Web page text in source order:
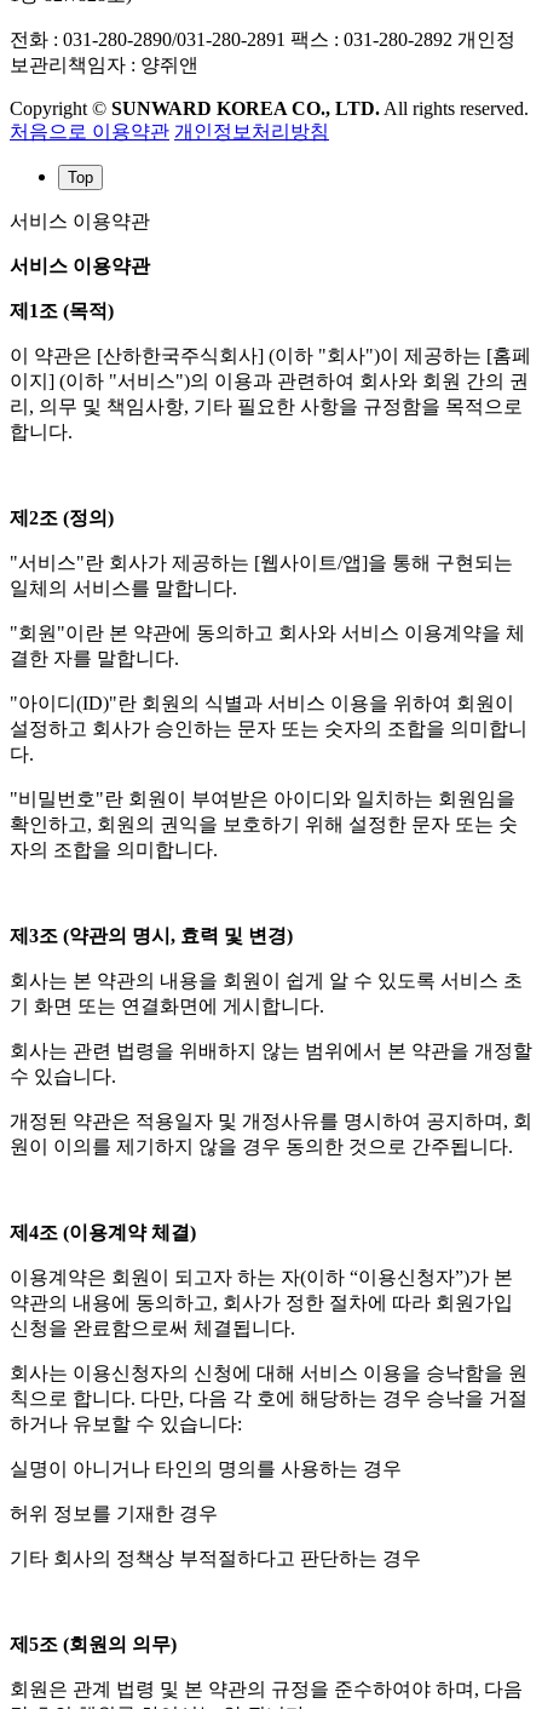
전화 : 031-280-2890/031-280-2891 팩스 : 031-280-2892 개인정
보관리책임자 : 양쥐앤
Copyright © SUNWARD KOREA CO., LTD. All rights reserved.
처음으로 이용약관 개인정보처리방침
Top
서비스 이용약관
서비스 이용약관
제1조 (목적)
이 약관은 [산하한국주식회사] (이하 "회사")이 제공하는 [홈페
이지] (이하 "서비스")의 이용과 관련하여 회사와 회원 간의 권
리, 의무 및 책임사항, 기타 필요한 사항을 규정함을 목적으로
합니다.
제2조 (정의)
"서비스"란 회사가 제공하는 [웹사이트/앱]을 통해 구현되는
일체의 서비스를 말합니다.
"회원"이란 본 약관에 동의하고 회사와 서비스 이용계약을 체
결한 자를 말합니다.
"아이디(ID)"란 회원의 식별과 서비스 이용을 위하여 회원이
설정하고 회사가 승인하는 문자 또는 숫자의 조합을 의미합니
다.
"비밀번호"란 회원이 부여받은 아이디와 일치하는 회원임을
확인하고, 회원의 권익을 보호하기 위해 설정한 문자 또는 숫
자의 조합을 의미합니다.
제3조 (약관의 명시, 효력 및 변경)
회사는 본 약관의 내용을 회원이 쉽게 알 수 있도록 서비스 초
기 화면 또는 연결화면에 게시합니다.
회사는 관련 법령을 위배하지 않는 범위에서 본 약관을 개정할
수 있습니다.
개정된 약관은 적용일자 및 개정사유를 명시하여 공지하며, 회
원이 이의를 제기하지 않을 경우 동의한 것으로 간주됩니다.
제4조 (이용계약 체결)
이용계약은 회원이 되고자 하는 자(이하 “이용신청자”)가 본
약관의 내용에 동의하고, 회사가 정한 절차에 따라 회원가입
신청을 완료함으로써 체결됩니다.
회사는 이용신청자의 신청에 대해 서비스 이용을 승낙함을 원
칙으로 합니다. 다만, 다음 각 호에 해당하는 경우 승낙을 거절
하거나 유보할 수 있습니다:
실명이 아니거나 타인의 명의를 사용하는 경우
허위 정보를 기재한 경우
기타 회사의 정책상 부적절하다고 판단하는 경우
제5조 (회원의 의무)
회원은 관계 법령 및 본 약관의 규정을 준수하여야 하며, 다음